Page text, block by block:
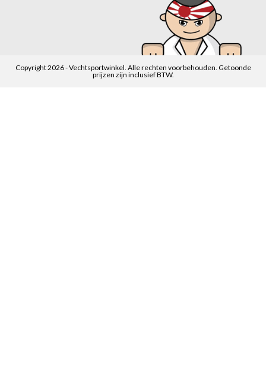
Copyright 2026 - Vechtsportwinkel. Alle rechten voorbehouden. Getoonde
prijzen zijn inclusief BTW.